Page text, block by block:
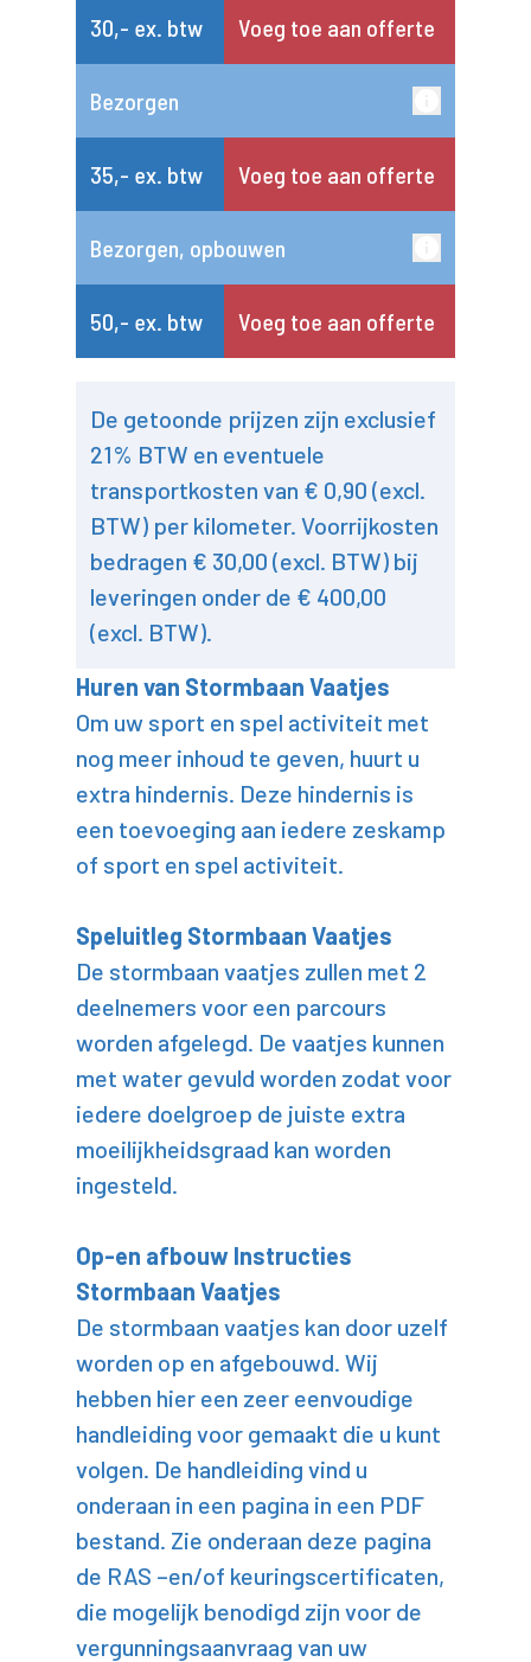
30,- ex. btw Voeg toe aan offerte
Bezorgen
35,- ex. btw Voeg toe aan offerte
Bezorgen, opbouwen
50,- ex. btw Voeg toe aan offerte
De getoonde prijzen zijn exclusief
21% BTW en eventuele
transportkosten van € 0,90 (excl.
BTW) per kilometer. Voorrijkosten
bedragen € 30,00 (excl. BTW) bij
leveringen onder de € 400,00
(excl. BTW).
Huren van Stormbaan Vaatjes
Om uw sport en spel activiteit met
nog meer inhoud te geven, huurt u
extra hindernis. Deze hindernis is
een toevoeging aan iedere zeskamp
of sport en spel activiteit.
Speluitleg Stormbaan Vaatjes
De stormbaan vaatjes zullen met 2
deelnemers voor een parcours
worden afgelegd. De vaatjes kunnen
met water gevuld worden zodat voor
iedere doelgroep de juiste extra
moeilijkheidsgraad kan worden
ingesteld.
Op-en afbouw Instructies
Stormbaan Vaatjes
De stormbaan vaatjes kan door uzelf
worden op en afgebouwd. Wij
hebben hier een zeer eenvoudige
handleiding voor gemaakt die u kunt
volgen. De handleiding vind u
onderaan in een pagina in een PDF
bestand. Zie onderaan deze pagina
de RAS –en/of keuringscertificaten,
die mogelijk benodigd zijn voor de
vergunningsaanvraag van uw